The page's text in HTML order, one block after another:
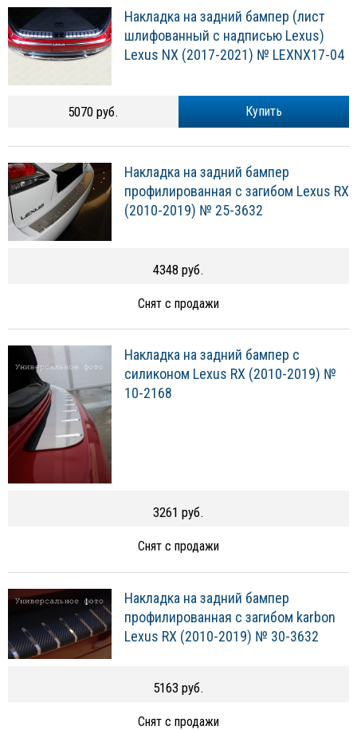
Накладка на задний бампер (лист
шлифованный с надписью Lexus)
Lexus NX (2017-2021) № LEXNX17-04
Купить
5070 руб.
Накладка на задний бампер
профилированная с загибом Lexus RX
(2010-2019) № 25-3632
4348 руб.
Снят с продажи
Накладка на задний бампер с
силиконом Lexus RX (2010-2019) №
10-2168
3261 руб.
Снят с продажи
Накладка на задний бампер
профилированная с загибом karbon
Lexus RX (2010-2019) № 30-3632
5163 руб.
Снят с продажи